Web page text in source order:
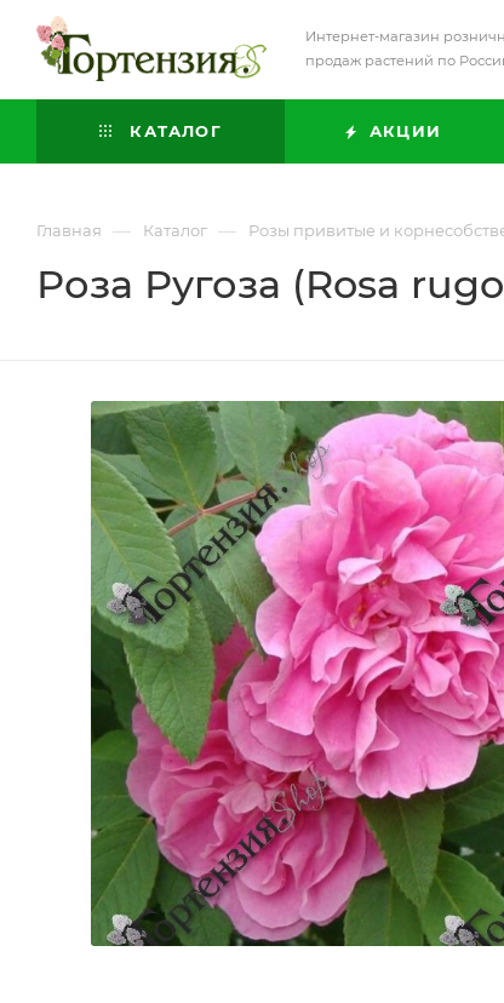
Интернет-магазин
продаж растений по
КАТАЛОГ АКЦИИ
Главная — Каталог — Розы привитые и
Роза Ругоза (Rosa